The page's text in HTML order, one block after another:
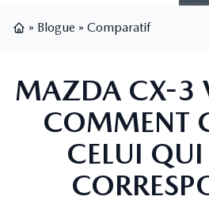
» Blogue » Comparatif
MAZDA CX-3
COMMENT
CELUI